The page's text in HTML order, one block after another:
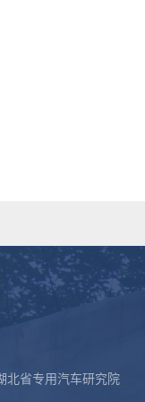
北省专用汽车研究院